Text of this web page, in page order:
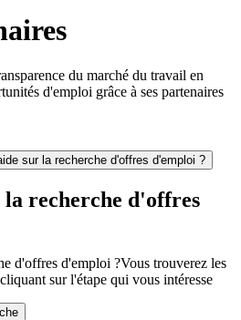
du marché du travail en
d'emploi grâce à ses partenaires
sur la recherche d'offres d'emploi ?
recherche d'offres
d'offres d'emploi ?Vous trouverez les
sur l'étape qui vous intéresse